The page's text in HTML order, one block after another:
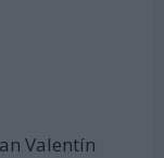
Valentín